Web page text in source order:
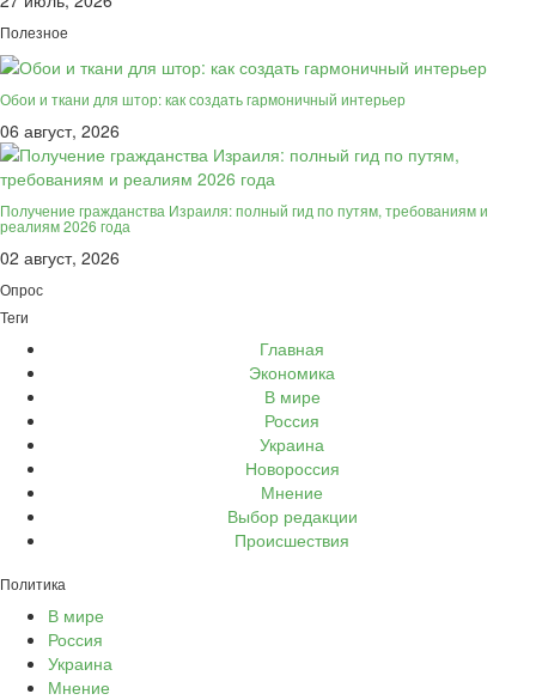
Полезное
Обои и ткани для штор: как создать гармоничный интерьер
06 август, 2026
Получение гражданства Израиля: полный гид по путям, требованиям и
реалиям 2026 года
02 август, 2026
Опрос
Теги
Главная
Экономика
В мире
Россия
Украина
Новороссия
Мнение
Выбор редакции
Происшествия
Политика
В мире
Россия
Украина
Мнение